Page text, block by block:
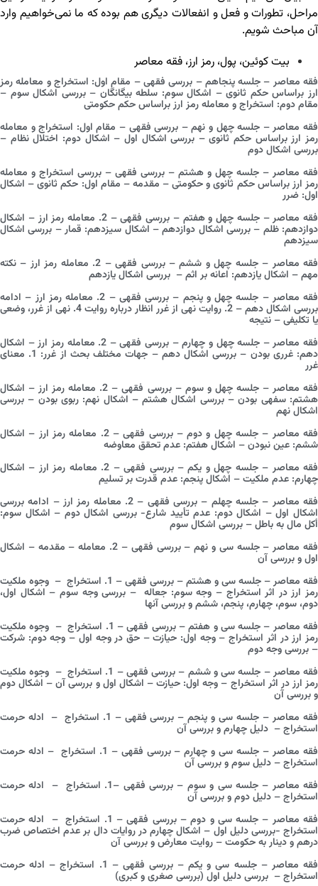
مراحل، تطورات و فعل و انفعالات دیگری هم بوده که ما نمی‌خواهیم وارد
آن مباحث شویم.
بیت کوئین، پول، رمز ارز، فقه معاصر
فقه معاصر – جلسه پنجاهم – بررسی فقهی – مقام اول: استخراج و معامله رمز
ارز براساس حکم ثانوی – اشکال سوم: سلطه بیگانگان – بررسی اشکال سوم –
مقام دوم: استخراج و معامله رمز ارز براساس حکم حکومتی
فقه معاصر – جلسه چهل و نهم – بررسی فقهی – مقام اول: استخراج و معامله
رمز ارز براساس حکم ثانوی – بررسی اشکال اول – اشکال دوم: اختلال نظام –
بررسی اشکال دوم
فقه معاصر – جلسه چهل و هشتم – بررسی فقهی – بررسی استخراج و معامله
رمز ارز براساس حکم ثانوی و حکومتی – مقدمه – مقام اول: حکم ثانوی – اشکال
اول: ضرر
فقه معاصر – جلسه چهل و هفتم – بررسی فقهی – 2. معامله رمز ارز – اشکال
دوازدهم: ظلم – بررسی اشکال دوازدهم – اشکال سیزدهم: قمار – بررسی اشکال
سیزدهم
فقه معاصر – جلسه چهل و ششم – بررسی فقهی – 2. معامله رمز ارز – نکته
مهم – اشکال یازدهم: اعانه بر اثم – بررسی اشکال یازدهم
فقه معاصر – جلسه چهل و پنجم – بررسی فقهی – 2. معامله رمز ارز – ادامه
بررسی اشکال دهم – 2. روایت نهی از غرر انظار درباره روایت 4. نهی از غرر، وضعی
یا تکلیفی – نتیجه
فقه معاصر – جلسه چهل و چهارم – بررسی فقهی – 2. معامله رمز ارز – اشکال
دهم: غرری بودن – بررسی اشکال دهم – جهات مختلف بحث از غرر: 1. معنای
غرر
فقه معاصر – جلسه چهل و سوم – بررسی فقهی – 2. معامله رمز ارز – اشکال
هشتم: سفهی بودن – بررسی اشکال هشتم – اشکال نهم: ربوی بودن – بررسی
اشکال نهم
فقه معاصر – جلسه چهل و دوم – بررسی فقهی – 2. معامله رمز ارز – اشکال
ششم: عین نبودن – اشکال هفتم: عدم تحقق معاوضه
فقه معاصر – جلسه چهل و یکم – بررسی فقهی – 2. معامله رمز ارز – اشکال
چهارم: عدم ملکیت – اشکال پنجم: عدم قدرت بر تسلیم
فقه معاصر – جلسه چهلم – بررسی فقهی – 2. معامله رمز ارز – ادامه بررسی
اشکال اول – اشکال دوم: عدم تأیید شارع- بررسی اشکال دوم – اشکال سوم:
أکل مال به باطل – بررسی اشکال سوم
فقه معاصر – جلسه سی و نهم – بررسی فقهی – 2. معامله – مقدمه – اشکال
اول و بررسی آن
فقه معاصر – جلسه سی و هشتم – بررسی فقهی – 1. استخراج – وجوه ملکیت
رمز ارز در اثر استخراج – وجه سوم: جعاله – بررسی وجه سوم – اشکال اول،
دوم، سوم، چهارم، پنجم، ششم و بررسی آنها
فقه معاصر – جلسه سی و هفتم – بررسی فقهی – 1. استخراج – وجوه ملکیت
رمز ارز در اثر استخراج – وجه اول: حیازت – حق در وجه اول – وجه دوم: شرکت
– بررسی وجه دوم
فقه معاصر – جلسه سی و ششم – بررسی فقهی – 1. استخراج – وجوه ملکیت
رمز ارز در اثر استخراج – وجه اول: حیازت – اشکال اول و بررسی آن – اشکال دوم
و بررسی آن
فقه معاصر – جلسه سی و پنجم – بررسی فقهی – 1. استخراج – ادله حرمت
استخراج – دلیل چهارم و بررسی آن
فقه معاصر – جلسه سی و چهارم – بررسی فقهی – 1. استخراج – ادله حرمت
استخراج – دلیل سوم و بررسی آن
فقه معاصر – جلسه سی و سوم – بررسی فقهی –1. استخراج – ادله حرمت
استخراج – دلیل دوم و بررسی آن
فقه معاصر – جلسه سی و دوم – بررسی فقهی – 1. استخراج – ادله حرمت
استخراج -بررسی دلیل اول – اشکال چهارم در روایات دال بر عدم اختصاص ضرب
درهم و دینار به حکومت – روایت معارض و بررسی آن
فقه معاصر – جلسه سی و یکم – بررسی فقهی – 1. استخراج – ادله حرمت
استخراج – بررسی دلیل اول (بررسی صغری و کبری)